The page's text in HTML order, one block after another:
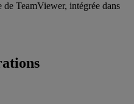
TeamViewer, intégrée dans